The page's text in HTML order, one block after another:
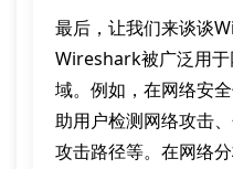
最后，让我们来谈谈
Wireshark被广泛用
域。例如，在网络安
助用户检测网络攻击
攻击路径等。在网络